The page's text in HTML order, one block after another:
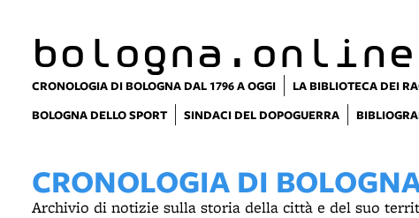
bologna.online
CRONOLOGIA DI BOLOGNA DAL 1796 A OGGI LA BIBLIOTECA DEI
BOLOGNA DELLO SPORT
SINDACI DEL DOPOGUERRA
CRONOLOGIA DI
Archivio di notizie sulla storia della città e del suo